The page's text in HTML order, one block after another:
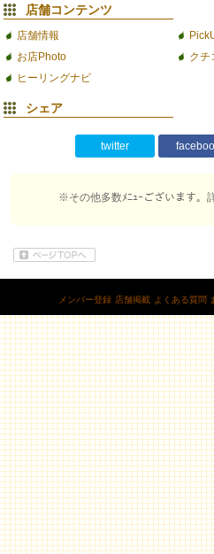
店舗コンテンツ
店舗情報
お店Photo
クチ
ヒーリングナビ
シェア
twitter
※その他多数ﾒﾆｭｰございます。
メンバー登録 店舗掲載 よくある質問